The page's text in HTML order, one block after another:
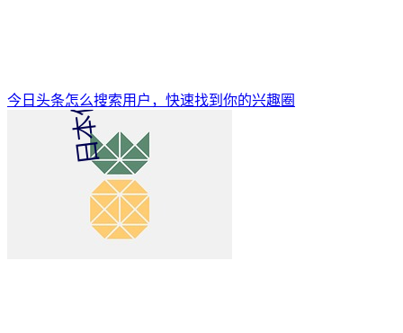
今日头条怎么搜索用户，快速找到你的兴趣圈